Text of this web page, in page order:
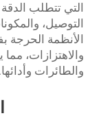
التي تتطلب
التوصيل،
الأنظمة الحرجة
والاهتزازات،
والطائرات وأدائها.